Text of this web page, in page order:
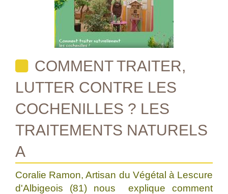
COMMENT TRAITER,
LUTTER CONTRE LES
COCHENILLES ? LES
TRAITEMENTS NATURELS
A
Coralie Ramon, Artisan du Végétal à Lescure
d'Albigeois (81) nous explique comment